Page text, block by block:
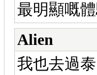
最明顯嘅
Alien
我也去過